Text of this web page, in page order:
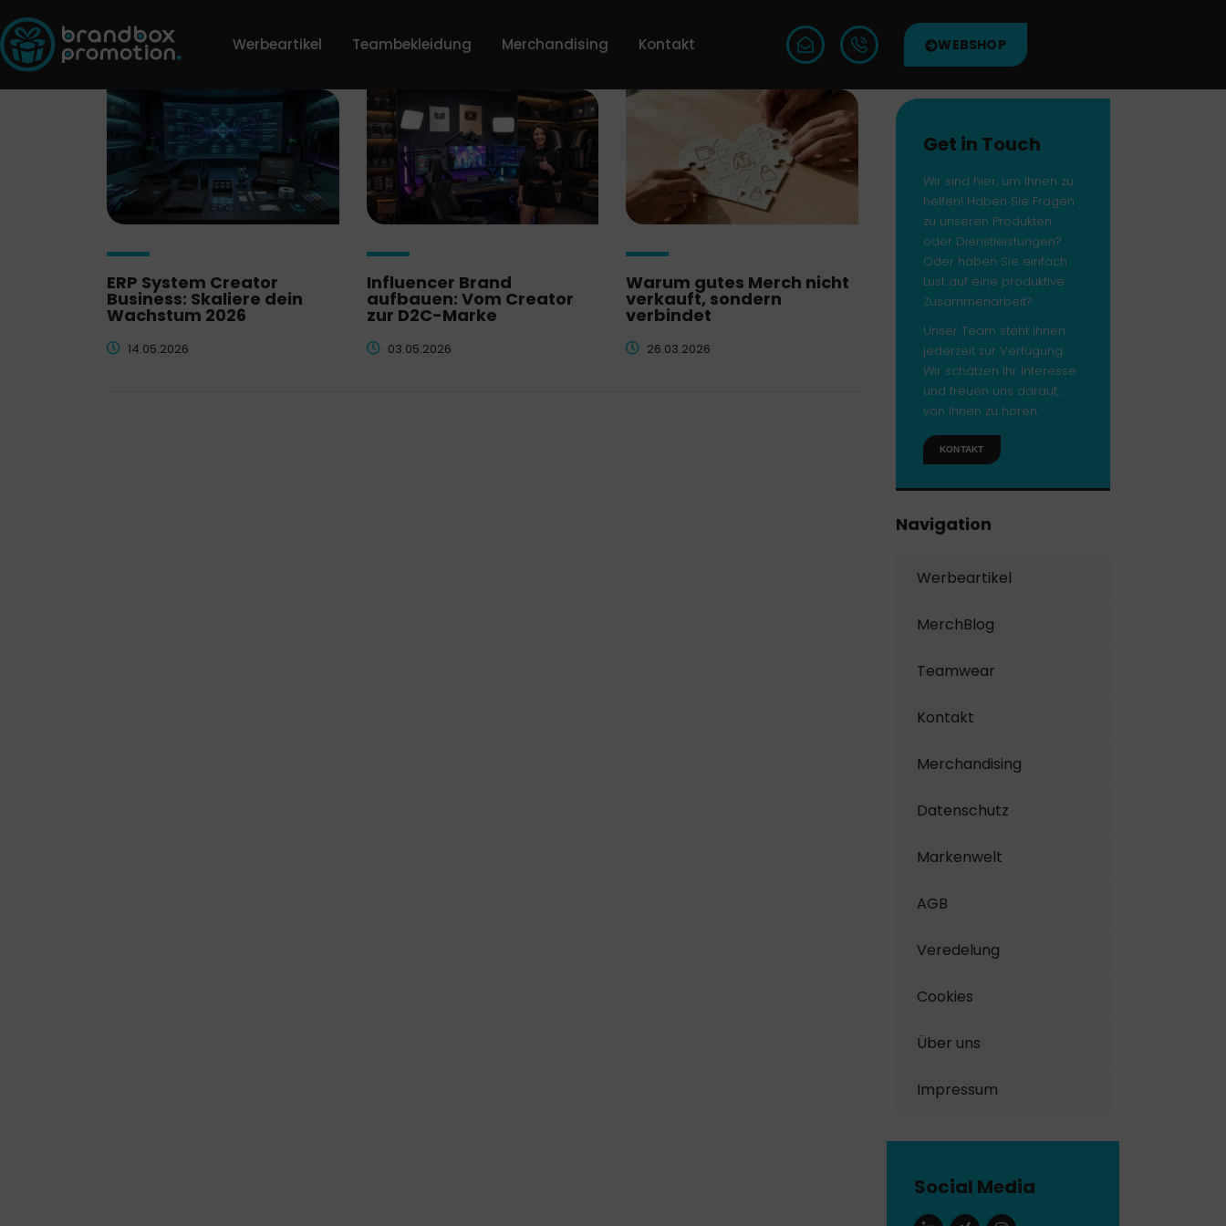
Werbeartikel Teambekleidung Merchandising Kontakt WEBSHOP
ERP System Creator
Business: Skaliere dein
Wachstum 2026
14.05.2026
Influencer Brand
aufbauen: Vom Creator
zur D2C-Marke
03.05.2026
Warum gutes Merch nicht
verkauft, sondern
verbindet
26.03.2026
Get in Touch
Wir sind hier, um Ihnen zu
helfen! Haben Sie Fragen
zu unseren Produkten
oder Dienstleistungen?
Oder haben Sie einfach
Lust auf eine produktive
Zusammenarbeit?
Unser Team steht Ihnen
jederzeit zur Verfügung.
Wir schätzen Ihr Interesse
und freuen uns darauf,
von Ihnen zu hören.
KONTAKT
Navigation
Werbeartikel
MerchBlog
Teamwear
Kontakt
Merchandising
Datenschutz
Markenwelt
AGB
Veredelung
Cookies
Über uns
Impressum
Social Media